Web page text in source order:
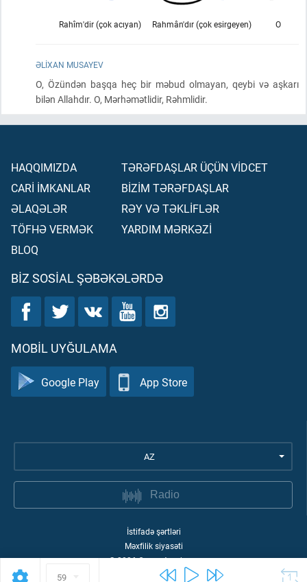
59
O
Rahmân'dır (çok esirgeyen)
Rahîm'dir (çok acıyan)
ƏLIXAN MUSAYEV
O, Özündən başqa heç bir məbud olmayan, qeybi və aşkarı
bilən Allahdır. O, Mərhəmətlidir, Rəhmlidir.
HAQQIMIZDA
CARİ İMKANLAR
ƏLAQƏLƏR
TÖFHƏ VERMƏK
BLOQ
TƏRƏFDAŞLAR ÜÇÜN VİDCET
BİZİM TƏRƏFDAŞLAR
RƏY VƏ TƏKLİFLƏR
YARDIM MƏRKƏZİ
BIZ SOSIAL ŞƏBƏKƏLƏRDƏ
MOBIL UYĞULAMA
Google Play App Store
AZ
Radio
İstifadə şərtləri
Məxfilik siyasəti
©2026Quran Academy